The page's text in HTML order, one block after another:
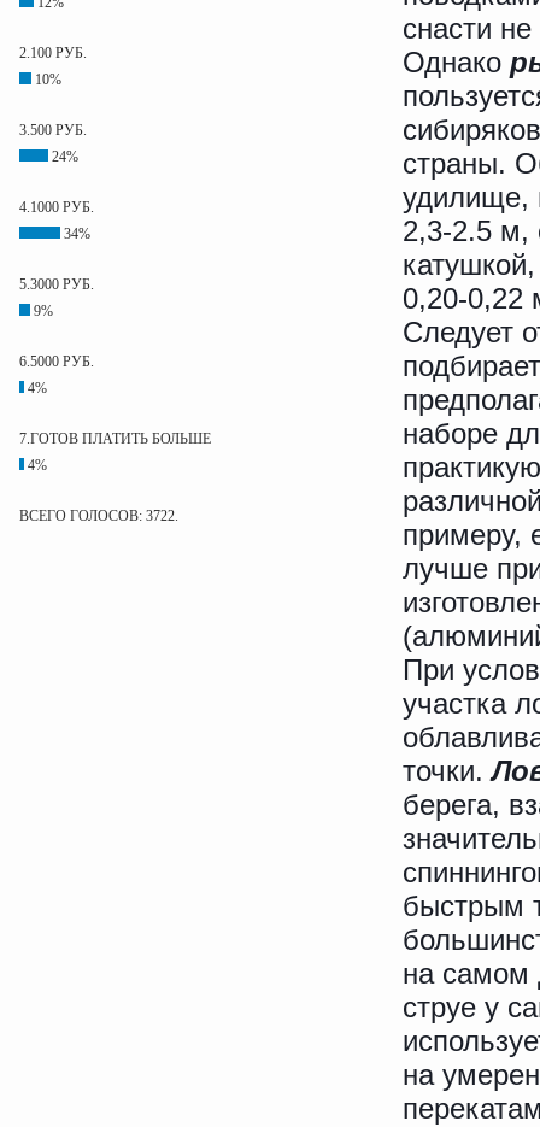
2.100 РУБ.
10%
3.500 РУБ.
24%
4.1000 РУБ.
34%
5.3000 РУБ.
9%
6.5000 РУБ.
4%
7.ГОТОВ ПЛАТИТЬ БОЛЬШЕ
4%
ВСЕГО ГОЛОСОВ: 3722.
снасти
Однако
страны.
удилище,
2,3-2.5 м,
0,20-
Следует
наборе
примеру,
лучше
При
участка
точки.
берега,
быстрым
на самом
струе у
на